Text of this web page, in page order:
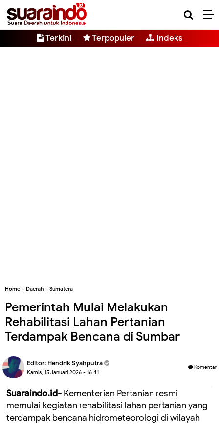
Terkini Terpopuler Indeks
Home » Daerah » Sumatera
Pemerintah Mulai Melakukan
Rehabilitasi Lahan Pertanian
Terdampak Bencana di Sumbar
Editor: Hendrik Syahputra
Kamis, 15 Januari 2026 - 16.41
Komentar
Suaraindo.id- Kementerian Pertanian resmi
memulai kegiatan rehabilitasi lahan pertanian yang
terdampak bencana hidrometeorologi di wilayah